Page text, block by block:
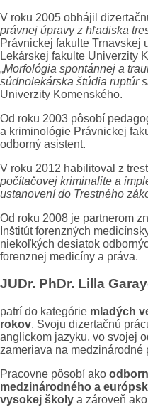
V roku 2005 obhájil
právnej úpravy z hľadiska
Právnickej fakulte Trnavskej
Lekárskej fakulte Univerzity
„Morfológia spontánnej a
súdnolekárska štúdia ruptúr
Univerzity Komenského.
Od roku 2003 pôsobí
a kriminológie Právnickej
odborný asistent.
V roku 2012 habilitoval z
počítačovej kriminalite a
ustanovení do Trestného
Od roku 2008 je partnerom
Inštitút forenzných
niekoľkých desiatok
forenznej medicíny a práva.
JUDr. PhDr. Lilla
patrí do kategórie mladých
rokov. Svoju dizertačnú
anglickom jazyku, vo svojej
zameriava na medzinárodné
Pracovne pôsobí ako
medzinárodného a
vysokej školy a zároveň ako